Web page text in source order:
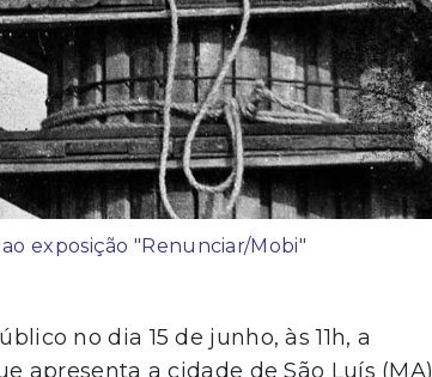
exposição "Renunciar/Mobi"
no dia 15 de junho, às 11h, a
apresenta a cidade de São Luís (MA)